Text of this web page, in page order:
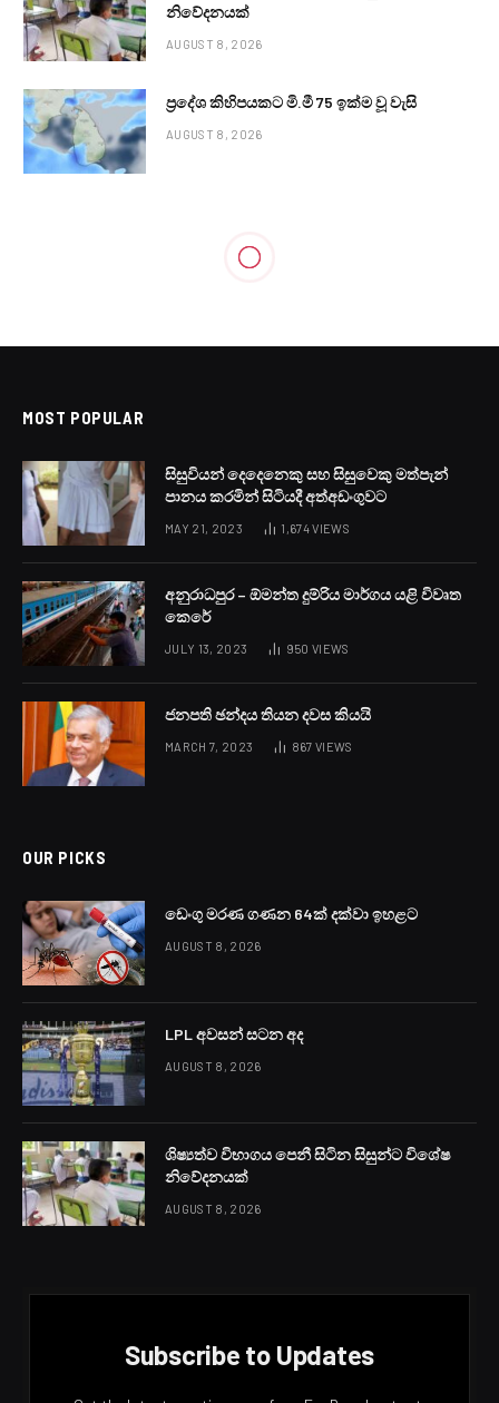
නිවේදනයක්
AUGUST 8, 2026
ප්‍රදේශ කිහිපයකට මි.මී 75 ඉක්ම වූ වැසි
AUGUST 8, 2026
MOST POPULAR
සිසුවියන් දෙදෙනෙකු සහ සිසුවෙකු මත්පැන්
පානය කරමින් සිටියදී අත්අඩංගුවට
MAY 21, 2023 1,674VIEWS
අනුරාධපුර – ඕමන්ත දුම්රිය මාර්ගය යළි විවෘත
කෙරේ
JULY 13, 2023 950 VIEWS
ජනපති ඡන්දය තියන දවස කියයි
MARCH 7, 2023 867 VIEWS
OUR PICKS
ඩෙංගු මරණ ගණන 64ක් දක්වා ඉහළට
AUGUST 8, 2026
LPL අවසන් සටන අද
AUGUST 8, 2026
ශිෂ්‍යත්ව විභාගය පෙනී සිටින සිසුන්ට විශේෂ
නිවේදනයක්
AUGUST 8, 2026
Subscribe to Updates